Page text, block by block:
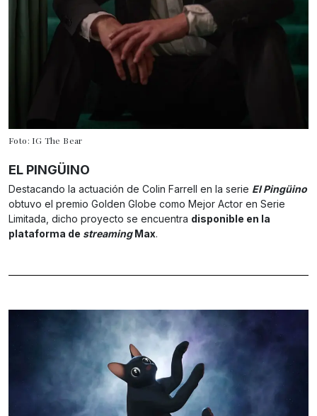
Foto: IG The Bear
EL PINGÜINO
Destacando la actuación de Colin Farrell en la serie El Pingüino
obtuvo el premio Golden Globe como Mejor Actor en Serie
Limitada, dicho proyecto se encuentra disponible en la
plataforma de streamingMax.